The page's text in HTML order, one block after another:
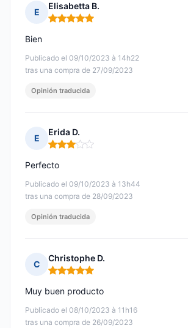
E
Elisabetta B.
Nota: 5 de 5
Publicado el 09/10/2023 à 14h22
tras una compra de 27/09/2023
Bien
Opinión traducida
E
Erida D.
Nota: 3 de 5
Publicado el 09/10/2023 à 13h44
tras una compra de 28/09/2023
Perfecto
Opinión traducida
C
Christophe D.
Nota: 5 de 5
Publicado el 08/10/2023 à 11h16
tras una compra de 26/09/2023
Muy buen producto